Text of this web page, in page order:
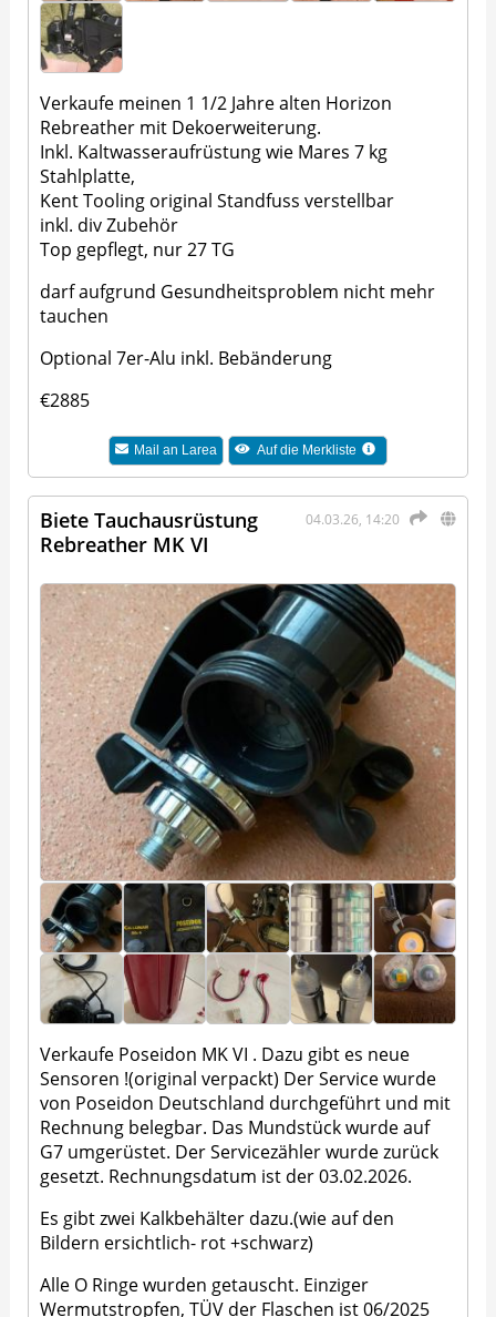
Verkaufe meinen 1 1/2 Jahre alten Horizon
Rebreather mit Dekoerweiterung.
Inkl. Kaltwasseraufrüstung wie Mares 7 kg
Stahlplatte,
Kent Tooling original Standfuss verstellbar
inkl. div Zubehör
Top gepflegt, nur 27 TG
darf aufgrund Gesundheitsproblem nicht mehr
tauchen
Optional 7er-Alu inkl. Bebänderung
€2885
Mail an Larea Auf die Merkliste
04.03.26, 14:20
Biete Tauchausrüstung
Rebreather MK VI
Verkaufe Poseidon MK VI . Dazu gibt es neue
Sensoren !(original verpackt) Der Service wurde
von Poseidon Deutschland durchgeführt und mit
Rechnung belegbar. Das Mundstück wurde auf
G7 umgerüstet. Der Servicezähler wurde zurück
gesetzt. Rechnungsdatum ist der 03.02.2026.
Es gibt zwei Kalkbehälter dazu.(wie auf den
Bildern ersichtlich- rot +schwarz)
Alle O Ringe wurden getauscht. Einziger
Wermutstropfen, TÜV der Flaschen ist 06/2025